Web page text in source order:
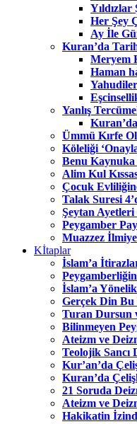
Yıldızlar
Her Şey
Ay İle
Kuran’da
Meryem
Haman
Yanlış
Ümmü Kırfe
Köleliği
Benu Kaynuka
Alim Kul
Çocuk
Talak Suresi
Şeytan
Peygamber
Muazzez
Kİtaplar
İslam’a
İslam’a
Gerçek Din Bu
Turan Dursun
Bilinmeyen
Ateizm ve
Teolojik Sancı
Kur’an’da
Kuran’da
21 Soruda
Ateizm ve
Hakikatin